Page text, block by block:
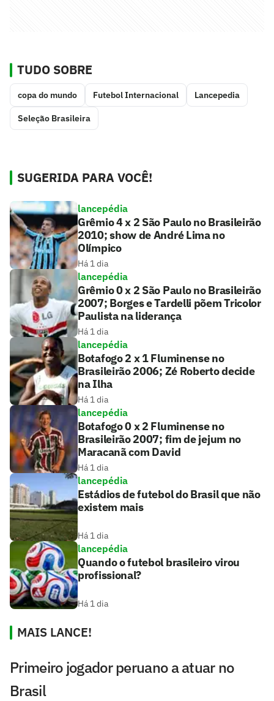
TUDO SOBRE
copa do mundo Futebol Internacional Lancepedia
Seleção Brasileira
SUGERIDA PARA VOCÊ!
lancepédia
Grêmio 4 x 2 São Paulo no Brasileirão
2010; show de André Lima no
Olímpico
Há 1 dia
lancepédia
Grêmio 0 x 2 São Paulo no Brasileirão
2007; Borges e Tardelli põem Tricolor
Paulista na liderança
Há 1 dia
lancepédia
Botafogo 2 x 1 Fluminense no
Brasileirão 2006; Zé Roberto decide
na Ilha
Há 1 dia
lancepédia
Botafogo 0 x 2 Fluminense no
Brasileirão 2007; fim de jejum no
Maracanã com David
Há 1 dia
lancepédia
Estádios de futebol do Brasil que não
existem mais
Há 1 dia
lancepédia
Quando o futebol brasileiro virou
profissional?
Há 1 dia
MAIS LANCE!
Primeiro jogador peruano a atuar no
Brasil